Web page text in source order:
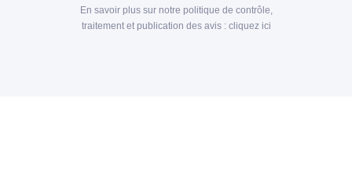
En savoir plus sur notre politique de contrôle,
traitement et publication des avis : cliquez ici